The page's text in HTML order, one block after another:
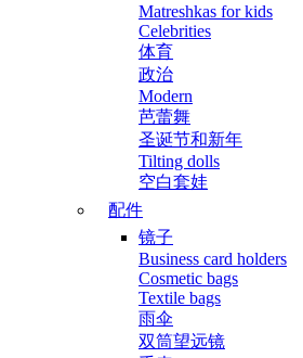
Matreshkas for kids
Celebrities
体育
政治
Modern
芭蕾舞
圣诞节和新年
Tilting dolls
空白套娃
配件
镜子
Business card holders
Cosmetic bags
Textile bags
雨伞
双筒望远镜